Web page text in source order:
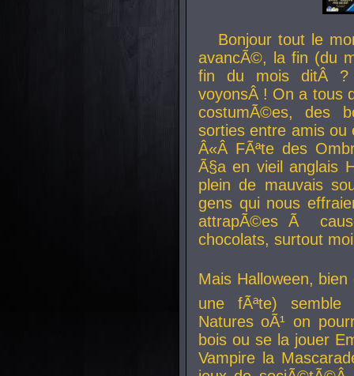
Bonjour tout le
avancÃ©, la fin (du
fin du mois ditÂ ?
voyonsÂ ! On a tous
costumÃ©es, des
sorties entre amis
Â«Â FÃªte des
Ã§a en vieil anglais
plein de mauvais
gens qui nous
attrapÃ©es Ã
chocolats, surtout
Mais Halloween, bien
une fÃªte) semble
Natures oÃ¹ on
bois ou se la jouer
Vampire la